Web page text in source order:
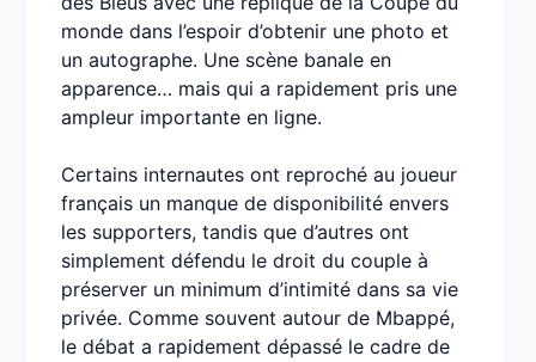
monde dans l’espoir d’obtenir une photo et
un autographe. Une scène banale en
apparence… mais qui a rapidement pris une
ampleur importante en ligne.
Certains internautes ont reproché au joueur
français un manque de disponibilité envers
les supporters, tandis que d’autres ont
simplement défendu le droit du couple à
préserver un minimum d’intimité dans sa vie
privée. Comme souvent autour de Mbappé,
le débat a rapidement dépassé le cadre de